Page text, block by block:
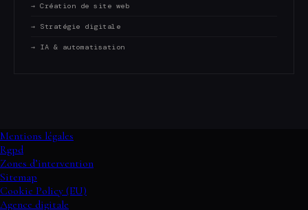
→ Création de site web
→ Stratégie digitale
→ IA & automatisation
Mentions légales
Rgpd
Zones d’intervention
Sitemap
Cookie Policy (EU)
Agence digitale